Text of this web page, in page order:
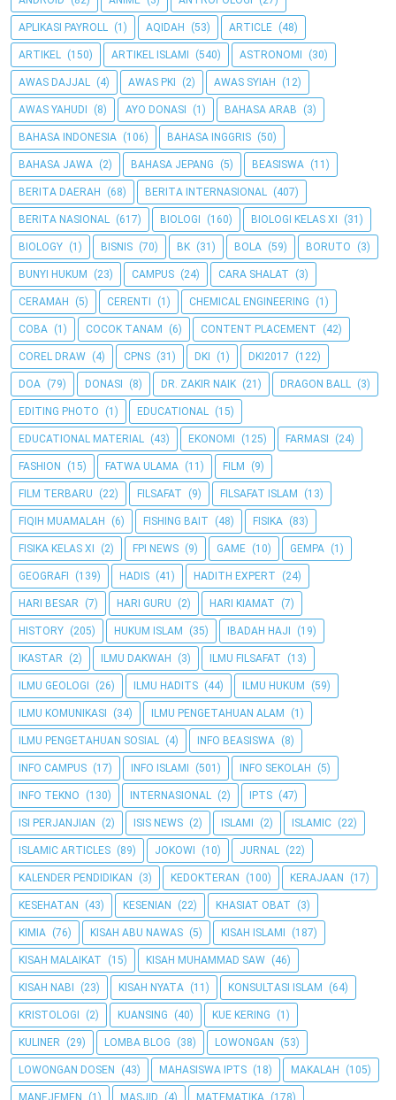
APLIKASI PAYROLL (1) AQIDAH (53) ARTICLE (48)
ARTIKEL (150) ARTIKEL ISLAMI (540) ASTRONOMI (30)
AWAS DAJJAL (4) AWAS PKI (2) AWAS SYIAH (12)
AWAS YAHUDI (8) AYO DONASI (1) BAHASA ARAB (3)
BAHASA INDONESIA (106) BAHASA INGGRIS (50)
BAHASA JAWA (2) BAHASA JEPANG (5) BEASISWA (11)
BERITA DAERAH (68) BERITA INTERNASIONAL (407)
BERITA NASIONAL (617) BIOLOGI (160) BIOLOGI KELAS XI (31)
BIOLOGY (1) BISNIS (70) BK (31) BOLA (59) BORUTO (3)
BUNYI HUKUM (23) CAMPUS (24) CARA SHALAT (3)
CERAMAH (5) CERENTI (1) CHEMICAL ENGINEERING (1)
COBA (1) COCOK TANAM (6) CONTENT PLACEMENT (42)
COREL DRAW (4) CPNS (31) DKI (1) DKI2017 (122)
DOA (79) DONASI (8) DR. ZAKIR NAIK (21) DRAGON BALL (3)
EDITING PHOTO (1) EDUCATIONAL (15)
EDUCATIONAL MATERIAL (43) EKONOMI (125) FARMASI (24)
FASHION (15) FATWA ULAMA (11) FILM (9)
FILM TERBARU (22) FILSAFAT (9) FILSAFAT ISLAM (13)
FIQIH MUAMALAH (6) FISHING BAIT (48) FISIKA (83)
FISIKA KELAS XI (2) FPI NEWS (9) GAME (10) GEMPA (1)
GEOGRAFI (139) HADIS (41) HADITH EXPERT (24)
HARI BESAR (7) HARI GURU (2) HARI KIAMAT (7)
HISTORY (205) HUKUM ISLAM (35) IBADAH HAJI (19)
IKASTAR (2) ILMU DAKWAH (3) ILMU FILSAFAT (13)
ILMU GEOLOGI (26) ILMU HADITS (44) ILMU HUKUM (59)
ILMU KOMUNIKASI (34) ILMU PENGETAHUAN ALAM (1)
ILMU PENGETAHUAN SOSIAL (4) INFO BEASISWA (8)
INFO CAMPUS (17) INFO ISLAMI (501) INFO SEKOLAH (5)
INFO TEKNO (130) INTERNASIONAL (2) IPTS (47)
ISI PERJANJIAN (2) ISIS NEWS (2) ISLAMI (2) ISLAMIC (22)
ISLAMIC ARTICLES (89) JOKOWI (10) JURNAL (22)
KALENDER PENDIDIKAN (3) KEDOKTERAN (100) KERAJAAN (17)
KESEHATAN (43) KESENIAN (22) KHASIAT OBAT (3)
KIMIA (76) KISAH ABU NAWAS (5) KISAH ISLAMI (187)
KISAH MALAIKAT (15) KISAH MUHAMMAD SAW (46)
KISAH NABI (23) KISAH NYATA (11) KONSULTASI ISLAM (64)
KRISTOLOGI (2) KUANSING (40) KUE KERING (1)
KULINER (29) LOMBA BLOG (38) LOWONGAN (53)
LOWONGAN DOSEN (43) MAHASISWA IPTS (18) MAKALAH (105)